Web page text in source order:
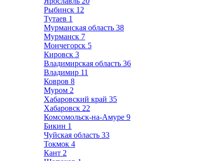
Рыбинск 12
Тутаев 1
Мурманская область 38
Мурманск 7
Мончегорск 5
Кировск 3
Владимирская область 36
Владимир 11
Ковров 8
Муром 2
Хабаровский край 35
Хабаровск 22
Комсомольск-на-Амуре 9
Бикин 1
Чуйская область 33
Токмок 4
Кант 2